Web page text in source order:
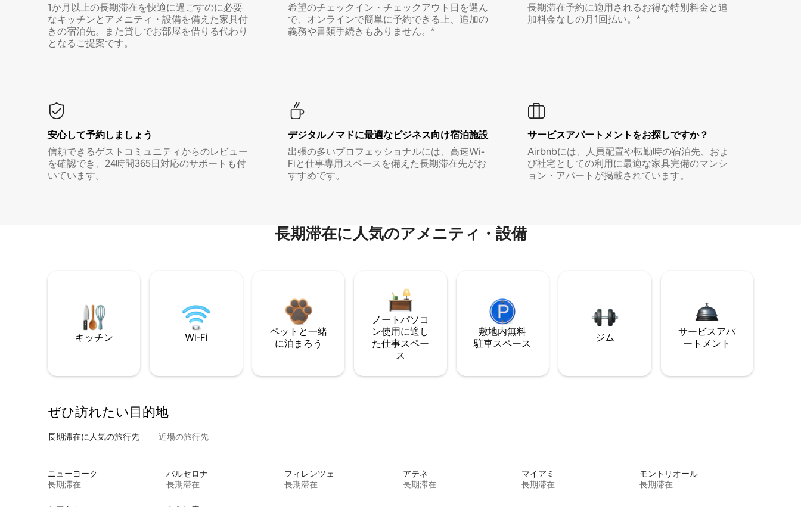
1か月以上の長期滞在を快適に過ごすのに必要
なキッチンとアメニティ・設備を備えた家具付
きの宿泊先。また貸しでお部屋を借りる代わり
となるご提案です。
希望のチェックイン・チェックアウト日を選ん
で、オンラインで簡単に予約できる上、追加の
義務や書類手続きもありません。*
長期滞在予約に適用されるお得な特別料金と追
加料金なしの月1回払い。*
安心して予約しましょう
信頼できるゲストコミュニティからのレビュー
を確認でき、24時間365日対応のサポートも付
いています。
デジタルノマド⁠に最⁠適⁠なビ⁠ジ⁠ネ⁠ス⁠向⁠け宿⁠泊⁠施⁠設
出張の多いプロフェッショナルには、高速Wi-
Fiと仕事専用スペースを備えた長期滞在先がお
すすめです。
サービスアパートメントをお探しですか？
Airbnbには、人員配置や転勤時の宿泊先、およ
び社宅としての利用に最適な家具完備のマンシ
ョン・アパートが掲載されています。
長期滞在に人気のアメニティ・設備
キッチン Wi-Fi
ペットと一緒
に泊まろう
ノートパソコ
ン使用に適し
た仕事スペー
ス
敷地内無料
駐⁠車ス⁠ペ⁠ー⁠ス
ジム
サービスアパ
ートメント
ぜひ訪⁠れ⁠た⁠い目⁠的⁠地
長期滞在に人気の旅行先 近場の旅行先
ニューヨーク
長期滞在
バルセロナ
長期滞在
フィレンツェ
長期滞在
アテネ
長期滞在
マイアミ
長期滞在
モントリオール
長期滞在